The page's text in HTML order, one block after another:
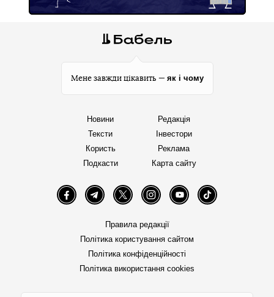
Мене завжди цікавить — як і чому
Новини
Тексти
Користь
Подкасти
Редакція
Інвестори
Реклама
Карта сайту
FacebookTelegramTwitter InstagramYouTube TikTok
Правила редакції
Політика користування сайтом
Політика конфіденційності
Політика використання cookies